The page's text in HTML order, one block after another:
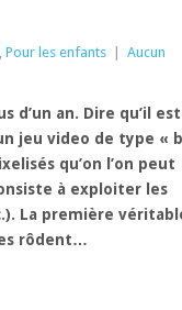
Pour les enfants
Aucun
d’un an. Dire qu’il
jeu video de type «
qu’on l’on peut
à exploiter les
La première
rôdent…